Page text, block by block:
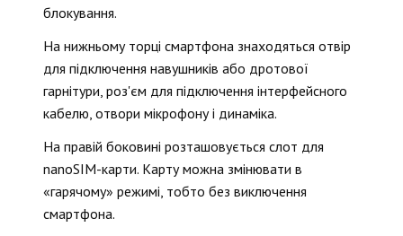
блокування.
На нижньому торці смартфона знаходяться отвір
для підключення навушників або дротової
гарнітури, роз'єм для підключення інтерфейсного
кабелю, отвори мікрофону і динаміка.
На правій боковині розташовується слот для
nanoSIM-карти. Карту можна змінювати в
«гарячому» режимі, тобто без виключення
смартфона.